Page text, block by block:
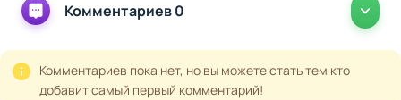
Комментариев 0
Комментариев пока нет, но вы можете стать тем кто
добавит самый первый комментарий!